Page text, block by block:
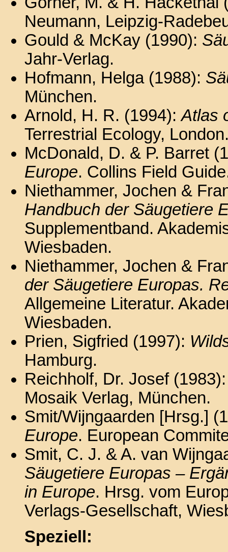
Neumann, Leipzig-
Gould & McKay (1990):
Jahr-Verlag.
Hofmann, Helga (1988):
München.
Arnold, H. R. (1994):Atlas
Terrestrial Ecology,
McDonald, D. & P. Barret
Europe. Collins Field
Niethammer, Jochen &
Handbuch der Säugetiere
Supplementband.
Wiesbaden.
Niethammer, Jochen &
der Säugetiere Europas.
Allgemeine Literatur.
Wiesbaden.
Prien, Sigfried (1997):
Hamburg.
Reichholf, Dr. Josef
Mosaik Verlag, München.
Smit/Wijngaarden [Hrsg.]
Europe. European
Smit, C. J. & A. van
Säugetiere Europas –
in Europe. Hrsg. vom
Verlags-Gesellschaft,
Speziell: